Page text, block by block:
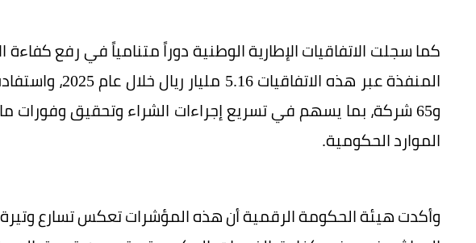
كما سجلت الاتفاقيات الإطارية الوطنية دوراً متنامياً في رفع كفاءة
و65 شركة، بما يسهم في تسريع إجراءات الشراء وتحقيق وفورات
الموارد الحكومية.
وأكدت هيئة الحكومة الرقمية أن هذه المؤشرات تعكس تسارع